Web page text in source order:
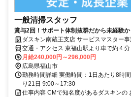
一般清掃スタッフ
賞与2回！サポート体制抜群だから未経験
ダスキン南蔵王支店 サービスマスター
交通・アクセス 東福山駅より車で約４分
月給240,000円～296,000円
広島県福山市
勤務時間詳細 実働時間：1日あたり8時
り21日 9:00～17:30
仕事内容 CMで知名度があるダスキンの